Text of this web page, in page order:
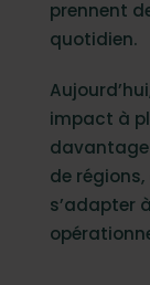
prennent
quotidien.
impact à
de
s’adapter